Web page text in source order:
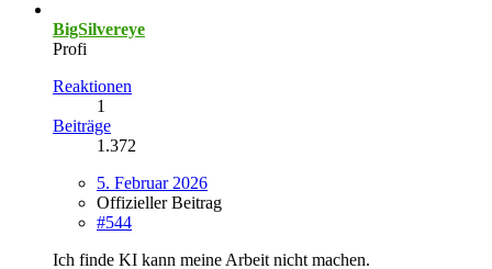
BigSilvereye
Profi
Reaktionen
1
Beiträge
1.372
5. Februar 2026
Offizieller Beitrag
#544
Ich finde KI kann meine Arbeit nicht machen.